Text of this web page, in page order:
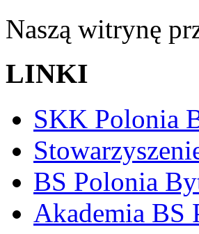
Naszą witrynę
LINKI
SKK Polonia
BS Polonia
Akademia BS